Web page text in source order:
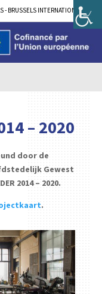
- BRUSSELS INTERNATIONAL
– 2020
door de
Gewest
2014 – 2020.
.